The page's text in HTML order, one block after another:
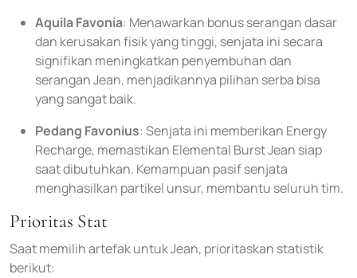
Aquila Favonia: Menawarkan bonus serangan dasar
dan kerusakan fisik yang tinggi, senjata ini secara
signifikan meningkatkan penyembuhan dan
serangan Jean, menjadikannya pilihan serba bisa
yang sangat baik.
Pedang Favonius: Senjata ini memberikan Energy
Recharge, memastikan Elemental Burst Jean siap
saat dibutuhkan. Kemampuan pasif senjata
menghasilkan partikel unsur, membantu seluruh tim.
Prioritas Stat
Saat memilih artefak untuk Jean, prioritaskan statistik
berikut: